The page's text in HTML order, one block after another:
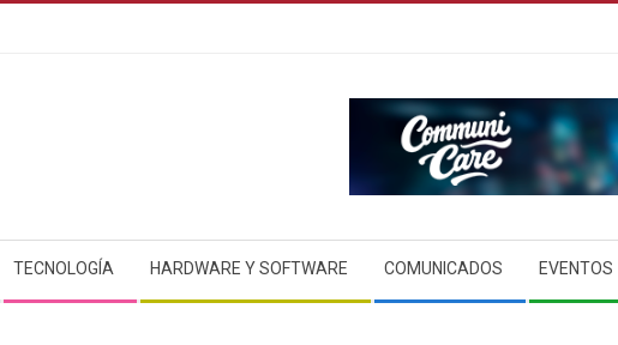
TECNOLOGÍA HARDWARE Y SOFTWARE COMUNICADOS EVENTOS